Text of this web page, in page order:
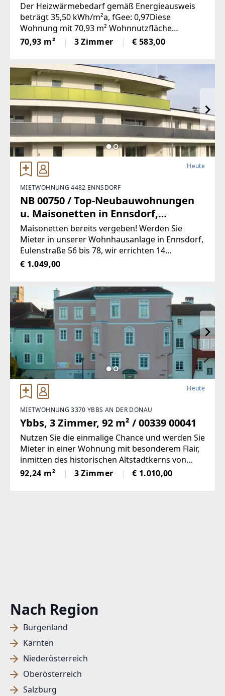
Nach Region
Burgenland
Kärnten
Niederösterreich
Oberösterreich
Salzburg
Der Heizwärmebedarf gemäß Energieausweis
beträgt 35,50 kWh/m²a, fGee: 0,97Diese
Wohnung mit 70,93 m² Wohnnutzfläche
befindet sich im 1.OG + DG und weist folgende
Räumlichkeiten auf:Wohnzimmer, zwei
70,93 m² 3 Zimmer € 583,00
Heute
MIETWOHNUNG 4482 ENNSDORF
NB 00750 / Top-Neubauwohnungen
u. Maisonetten in Ennsdorf,
Eulenstraße
Maisonetten bereits vergeben! Werden Sie
Mieter in unserer Wohnhausanlage in Ennsdorf,
Eulenstraße 56 bis 78, wir errichten 14
Wohnungen Jede Wohnung verfügt über einen
€ 1.049,00
Heute
MIETWOHNUNG 3370 YBBS AN DER DONAU
Ybbs, 3 Zimmer, 92 m² / 00339 00041
Nutzen Sie die einmalige Chance und werden Sie
Mieter in einer Wohnung mit besonderem Flair,
inmitten des historischen Altstadtkerns von
Ybbs, mit Blick auf die Donau.Dieses historische
Objekt in der Kirchengasse 6 beherbergte in der
92,24 m² 3 Zimmer € 1.010,00